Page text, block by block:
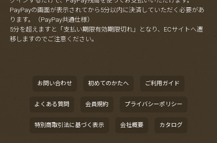
PayPayの画面が表示されてから5分以内に決済していただく必要があ
ります。（PayPay共通仕様）
5分を超えますと「支払い期限有効期限切れ」となり、ECサイトへ遷
移しますのでご注意ください。
お問い合わせ 初めてのかたへ ご利用ガイド
よくある質問 会員規約 プライバシーポリシー
特別商取引法に基づく表示 会社概要 カタログ